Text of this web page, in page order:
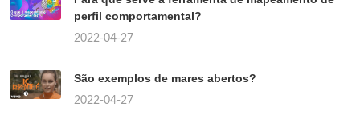
perfil comportamental?
2022-04-27
São exemplos de mares abertos?
2022-04-27